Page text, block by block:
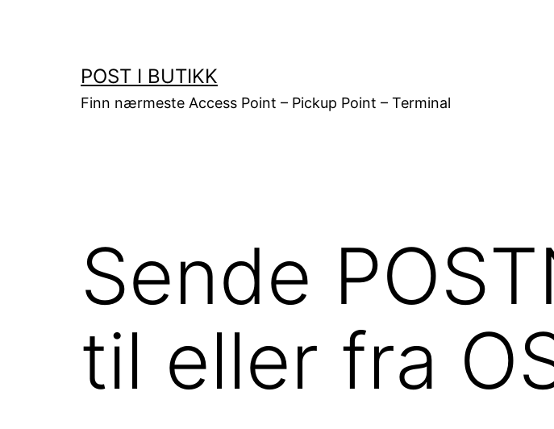
POST I BUTIKK
Finn nærmeste Access Point – Pickup Point – Terminal
Sende
til eller fra